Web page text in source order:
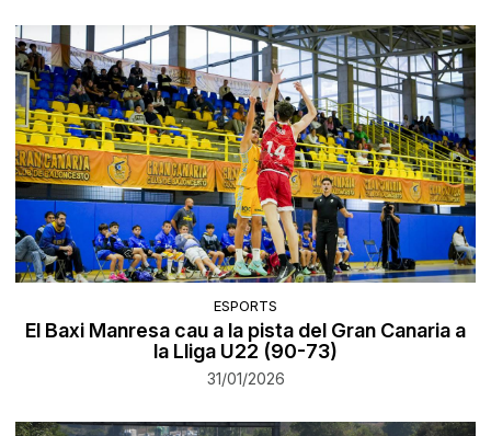
ESPORTS
El Baxi Manresa cau a la pista del Gran Canaria a
la Lliga U22 (90-73)
31/01/2026